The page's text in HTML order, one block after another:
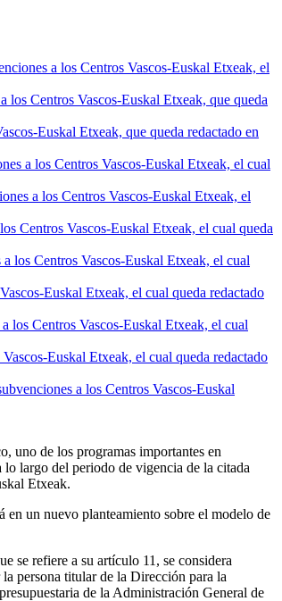
a los Centros Vascos-Euskal Etxeak, el
Centros Vascos-Euskal Etxeak, que queda
Euskal Etxeak, que queda redactado en
a los Centros Vascos-Euskal Etxeak, el cual
a los Centros Vascos-Euskal Etxeak, el
Centros Vascos-Euskal Etxeak, el cual queda
los Centros Vascos-Euskal Etxeak, el cual
Euskal Etxeak, el cual queda redactado
los Centros Vascos-Euskal Etxeak, el cual
Euskal Etxeak, el cual queda redactado
a los Centros Vascos-Euskal
uno de los programas importantes en
largo del periodo de vigencia de la citada
Etxeak.
en un nuevo planteamiento sobre el modelo de
se refiere a su artículo 11, se considera
persona titular de la Dirección para la
de la Administración General de